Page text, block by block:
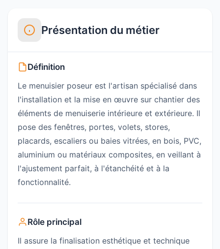
Présentation du métier
Définition
Le menuisier poseur est l'artisan spécialisé dans
l'installation et la mise en œuvre sur chantier des
éléments de menuiserie intérieure et extérieure. Il
pose des fenêtres, portes, volets, stores,
placards, escaliers ou baies vitrées, en bois, PVC,
aluminium ou matériaux composites, en veillant à
l'ajustement parfait, à l'étanchéité et à la
fonctionnalité.
Rôle principal
Il assure la finalisation esthétique et technique